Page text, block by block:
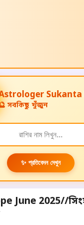
strologer
সবকিছু খুঁজুন
✨ প্রতিবেদন দেখুন
June 2025//